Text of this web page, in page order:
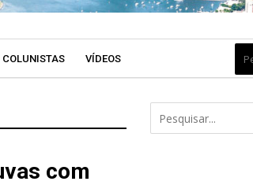
COLUNISTAS VÍDEOS
com